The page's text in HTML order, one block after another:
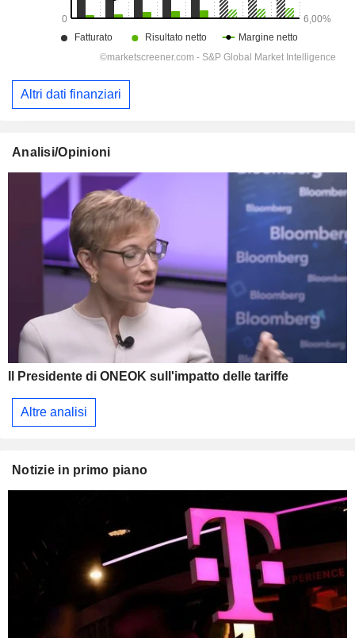
Altri dati finanziari
Analisi/Opinioni
Il Presidente di ONEOK sull'impatto delle tariffe
Altre analisi
Notizie in primo piano